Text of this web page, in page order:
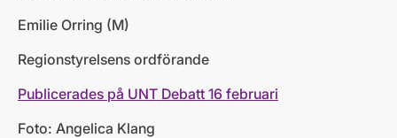
Emilie Orring (M)
Regionstyrelsens ordförande
Publicerades på UNT Debatt 16 februari
Foto: Angelica Klang